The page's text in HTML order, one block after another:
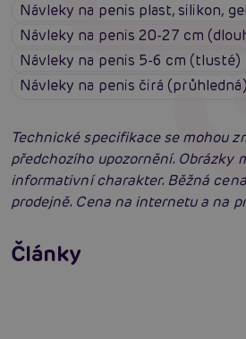
Návleky na penis plast, silikon, gel
Návleky na penis 20-27 cm
Návleky na penis 5-6 cm (tlusté)
Návleky na penis čirá (průhledná)
Technické specifikace se mohou
předchozího upozornění. Obrázky
informativní charakter. Běžná
prodejně. Cena na internetu a na
Články
Erotická inteligence:
Číst více
Swingers party poprvé: Erotický ráj plný
extáze? Průvodce, který ti